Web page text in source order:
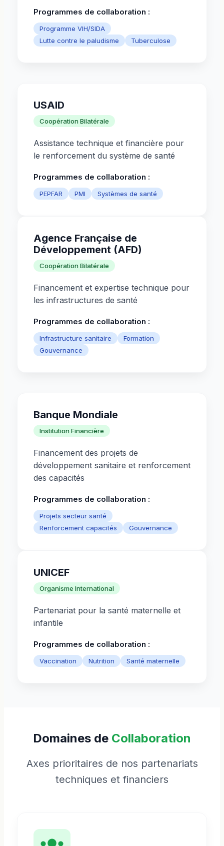
Programmes de collaboration :
Programme VIH/SIDA
Lutte contre le paludisme
Tuberculose
USAID
Coopération Bilatérale
Assistance technique et financière pour
le renforcement du système de santé
Programmes de collaboration :
PEPFAR PMI Systèmes de santé
Agence Française de
Développement (AFD)
Coopération Bilatérale
Financement et expertise technique pour
les infrastructures de santé
Programmes de collaboration :
Infrastructure sanitaire
Formation
Gouvernance
Banque Mondiale
Institution Financière
Financement des projets de
développement sanitaire et renforcement
des capacités
Programmes de collaboration :
Projets secteur santé
Renforcement capacités
Gouvernance
UNICEF
Organisme International
Partenariat pour la santé maternelle et
infantile
Programmes de collaboration :
Vaccination Nutrition Santé maternelle
Domaines de Collaboration
Axes prioritaires de nos partenariats
techniques et financiers